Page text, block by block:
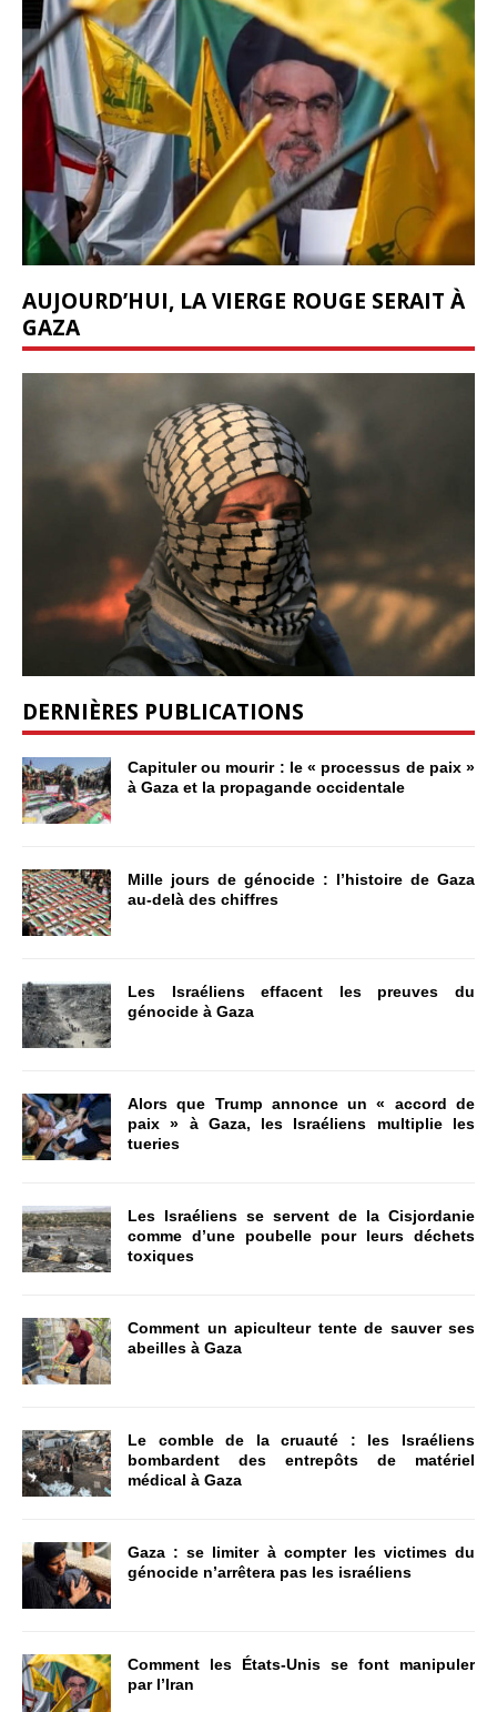
AUJOURD’HUI, LA VIERGE ROUGE SERAIT À
GAZA
DERNIÈRES PUBLICATIONS
Capituler ou mourir : le « processus de paix »
à Gaza et la propagande occidentale
Mille jours de génocide : l’histoire de Gaza
au-delà des chiffres
Les Israéliens effacent les preuves du
génocide à Gaza
Alors que Trump annonce un « accord de
paix » à Gaza, les Israéliens multiplie les
tueries
Les Israéliens se servent de la Cisjordanie
comme d’une poubelle pour leurs déchets
toxiques
Comment un apiculteur tente de sauver ses
abeilles à Gaza
Le comble de la cruauté : les Israéliens
bombardent des entrepôts de matériel
médical à Gaza
Gaza : se limiter à compter les victimes du
génocide n’arrêtera pas les israéliens
Comment les États-Unis se font manipuler
par l’Iran